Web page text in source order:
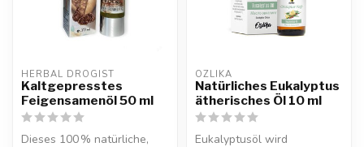
HERBAL DROGIST
Kaltgepresstes
Feigensamenöl 50 ml
Dieses 100 % natürliche,
OZLIKA
Natürliches Eukalyptus
ätherisches Öl 10 ml
Eukalyptusöl wird